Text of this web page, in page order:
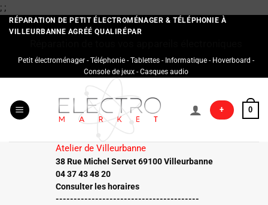
; ;Passer
au
contenu
RÉPARATION DE PETIT ÉLECTROMÉNAGER & TÉLÉPHONIE À
VILLEURBANNE AGRÉÉ QUALIRÉPAR
Petit électroménager - Téléphonie - Tablettes - Informatique - Hoverboard -
Console de jeux - Casques audio
+ 0
Atelier de Villeurbanne
38 Rue Michel Servet 69100 Villeurbanne
04 37 43 48 20
Consulter les horaires
----------------------------------------